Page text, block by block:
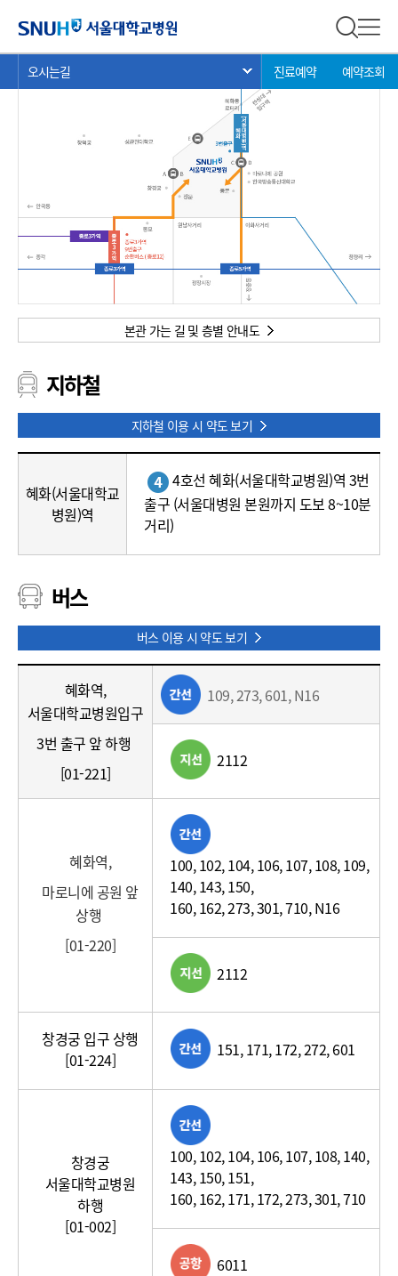
전체 검
현
재
오시는길 서브 메뉴 목록 열기
진료예약 예약조회
오시는길
본관 가는 길 및 층별 안내도
지하철
지하철 이용 시 약도 보기
하
철
로)
혜화(서울대학교
병원)역
4호선 혜화(서울대학교병원)역 3번
출구 (서울대병원 본원까지 도보 8~10분
거리)
버스
버스 이용 시 약도 보기
(위
번
혜화역,
서울대학교병원입구
3번 출구 앞 하행
[01-221]
109, 273, 601, N16
2112
혜화역,
마로니에 공원 앞
상행
[01-220]
100, 102, 104, 106, 107, 108, 109,
140, 143, 150,
160, 162, 273, 301, 710, N16
2112
창경궁 입구 상행
[01-224]
151, 171, 172, 272, 601
창경궁
서울대학교병원
하행
[01-002]
100, 102, 104, 106, 107, 108, 140,
143, 150, 151,
160, 162, 171, 172, 273, 301, 710
6011